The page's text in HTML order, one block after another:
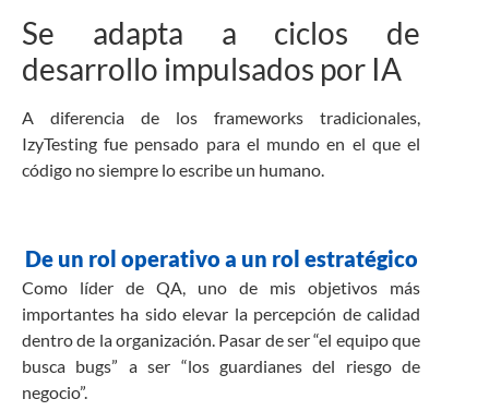
Se adapta a ciclos de
desarrollo impulsados por IA
A diferencia de los frameworks tradicionales,
IzyTesting fue pensado para el mundo en el que el
código no siempre lo escribe un humano.
De un rol operativo a un rol estratégico
Como líder de QA, uno de mis objetivos más
importantes ha sido elevar la percepción de calidad
dentro de la organización. Pasar de ser “el equipo que
busca bugs” a ser “los guardianes del riesgo de
negocio”.